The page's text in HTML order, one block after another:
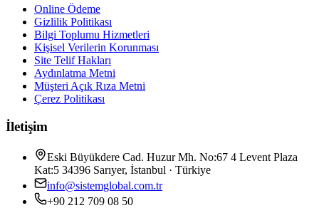
Online Ödeme
Gizlilik Politikası
Bilgi Toplumu Hizmetleri
Kişisel Verilerin Korunması
Site Telif Hakları
Aydınlatma Metni
Müşteri Açık Rıza Metni
Çerez Politikası
İletişim
Eski Büyükdere Cad. Huzur Mh. No:67 4 Levent Plaza
Kat:5 34396 Sarıyer, İstanbul · Türkiye
info@sistemglobal.com.tr
+90 212 709 08 50